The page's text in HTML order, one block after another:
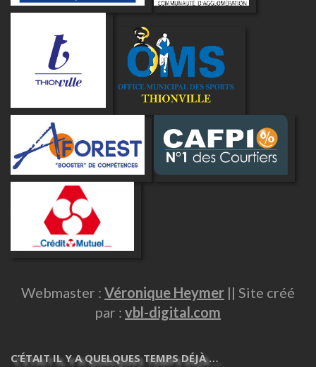
Webmaster : Véronique Heymer || Site créé
par : vbl-digital.com
C’ÉTAIT IL Y A QUELQUES TEMPS DÉJÀ …